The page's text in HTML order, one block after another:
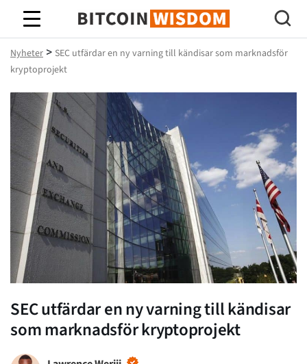
Bitcoin Wisdom
Nyheter > SEC utfärdar en ny varning till kändisar som marknadsför
kryptoprojekt
SEC utfärdar en ny varning till kändisar
som marknadsför kryptoprojekt